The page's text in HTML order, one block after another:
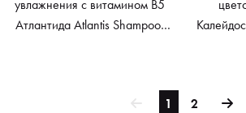
увлажнения с витамином В5
Атлантида Atlantis Shampoo,
1 2